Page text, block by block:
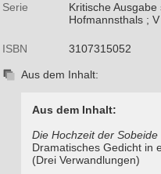
Serie
Kritische
Hofmannsthals ; V
ISBN 3107315052
Aus dem Inhalt:
Aus dem Inhalt:
Die Hochzeit der Sobeide
Dramatisches Gedicht in
(Drei Verwandlungen)